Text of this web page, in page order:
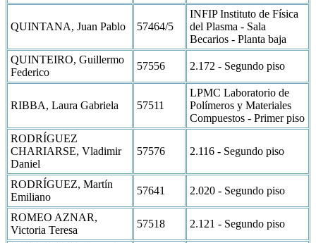
QUINTANA, Juan Pablo 57464/5
INFIP Instituto de Física
del Plasma - Sala
Becarios - Planta baja
QUINTEIRO, Guillermo
Federico
57556 2.172 - Segundo piso
RIBBA, Laura Gabriela 57511
LPMC Laboratorio de
Polímeros y Materiales
Compuestos - Primer piso
RODRÍGUEZ
CHARIARSE, Vladimir
Daniel
57576 2.116 - Segundo piso
RODRÍGUEZ, Martín
Emiliano
57641 2.020 - Segundo piso
ROMEO AZNAR,
Victoria Teresa
57518 2.121 - Segundo piso